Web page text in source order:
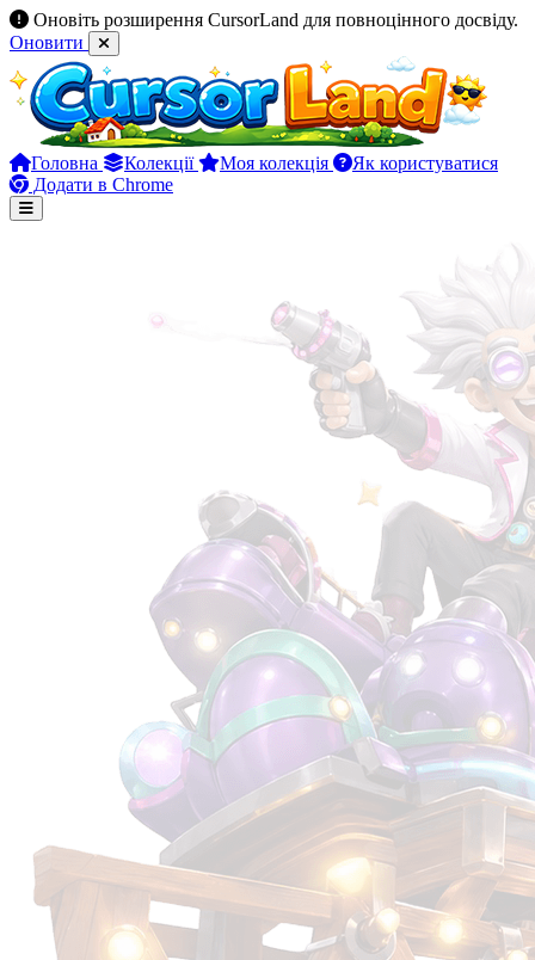
Оновіть розширення CursorLand для повноцінного досвіду.
Оновити
Головна Колекції Моя колекція
Як користуватися
Додати в Chrome